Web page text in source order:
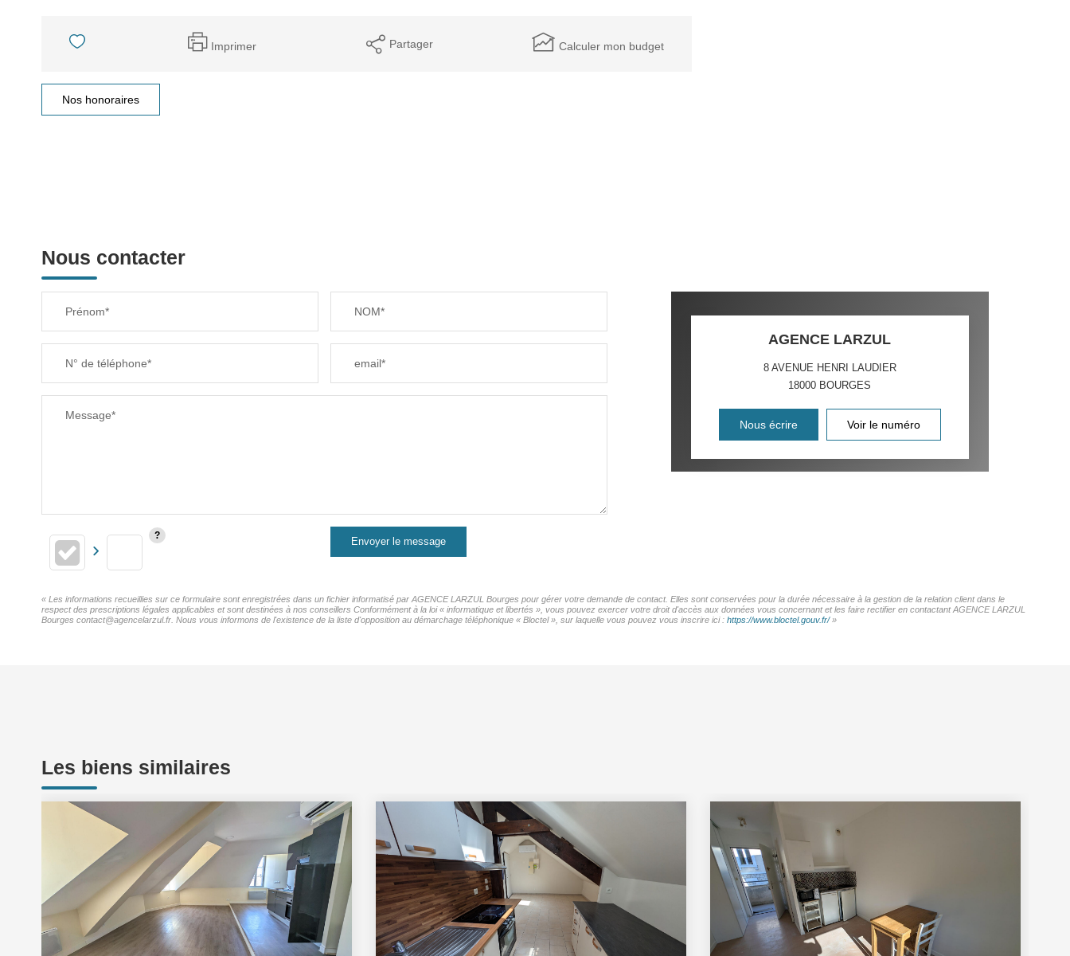
Imprimer Partager Calculer mon budget
Nos honoraires
Nous contacter
Prénom* NOM*
N° de téléphone* email*
Message*
Envoyer le message
AGENCE LARZUL
8 AVENUE HENRI LAUDIER
18000 BOURGES
Nous écrire Voir le numéro
« Les informations recueillies sur ce formulaire sont enregistrées dans un fichier informatisé par AGENCE LARZUL Bourges pour gérer votre demande de contact. Elles sont conservées pour la durée nécessaire à la gestion de la relation client dans le
respect des prescriptions légales applicables et sont destinées à nos conseillers Conformément à la loi « informatique et libertés », vous pouvez exercer votre droit d'accès aux données vous concernant et les faire rectifier en contactant AGENCE LARZUL
Bourges contact@agencelarzul.fr. Nous vous informons de l'existence de la liste d'opposition au démarchage téléphonique « Bloctel », sur laquelle vous pouvez vous inscrire ici : https://www.bloctel.gouv.fr/»
Les biens similaires